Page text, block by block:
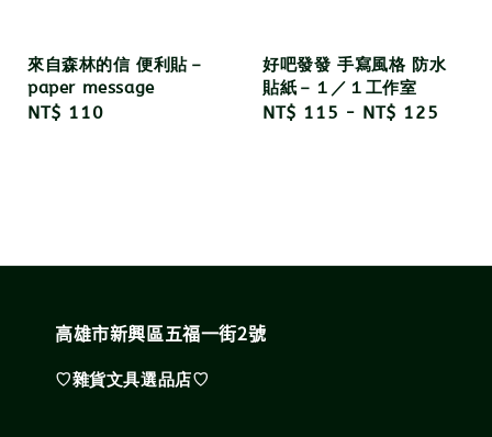
來自森林的信 便利貼－
paper message
Regular
NT$ 110
好吧發發 手寫風格 防水
貼紙－１／１工作室
Regular
NT$ 115 - NT$ 125
高雄市新興區五福一街2號
♡雜貨文具選品店♡